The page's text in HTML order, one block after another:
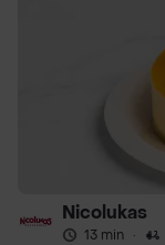
Nicolukas
13 min ·